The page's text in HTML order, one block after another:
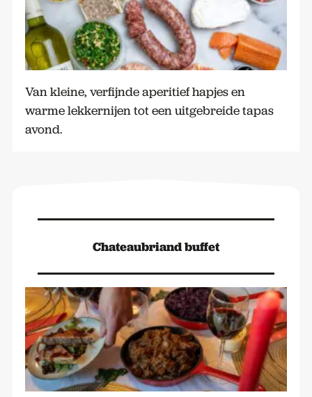
Van kleine, verfijnde aperitief hapjes en
warme lekkernijen tot een uitgebreide tapas
avond.
Chateaubriand buffet